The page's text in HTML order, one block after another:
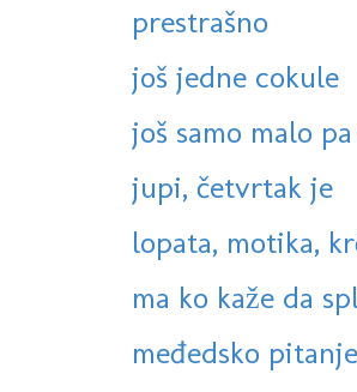
prestrašno
još jedne cokule
još samo malo
jupi, četvrtak je
lopata, motika,
ma ko kaže da
međedsko